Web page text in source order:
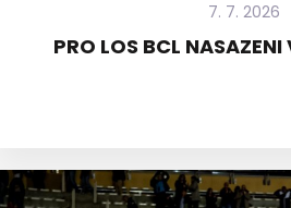
7. 7. 2026
PRO LOS BCL